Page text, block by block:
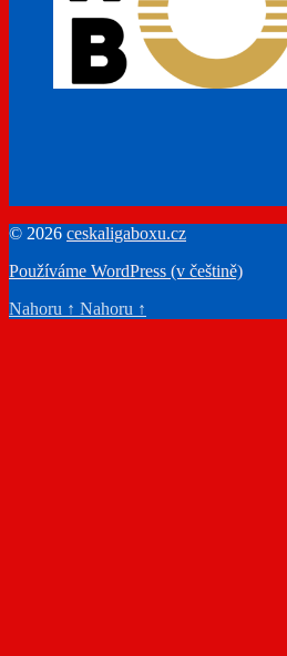
© 2026 ceskaligaboxu.cz
Používáme WordPress (v češtině)
Nahoru ↑ Nahoru ↑